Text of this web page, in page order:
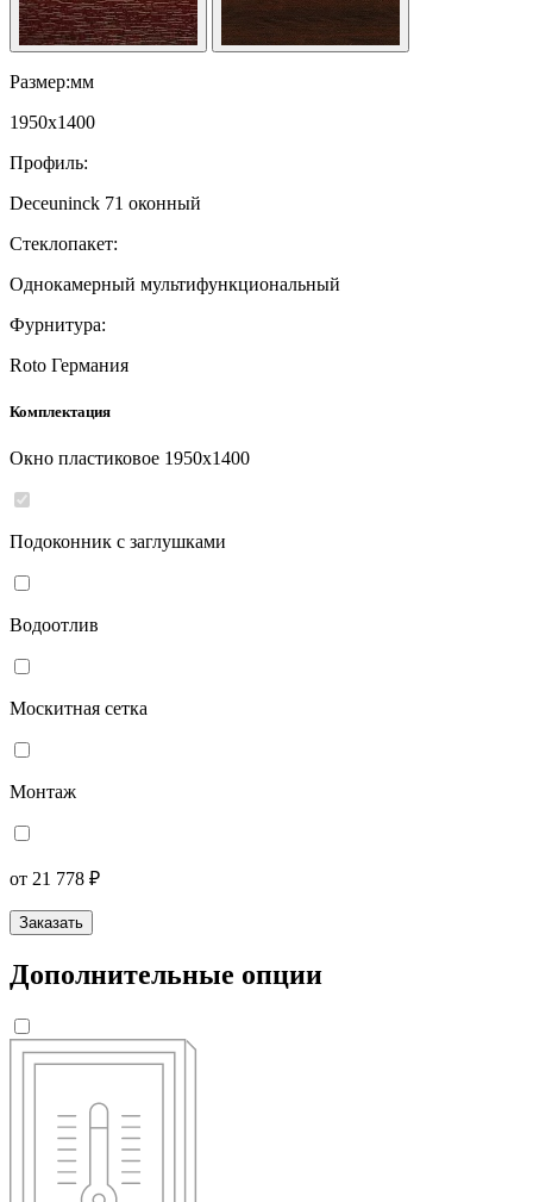
Размер:мм
1950x1400
Профиль:
Deceuninck 71 оконный
Стеклопакет:
Однокамерный мультифункциональный
Фурнитура:
Roto Германия
Комплектация
Окно пластиковое 1950x1400
Подоконник с заглушками
Водоотлив
Москитная сетка
Монтаж
от 21 778 ₽
Заказать
Дополнительные опции